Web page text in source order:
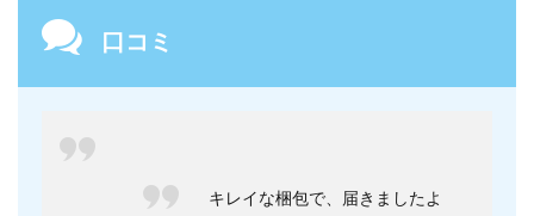
口コミ
キレイな梱包で、届きましたよ